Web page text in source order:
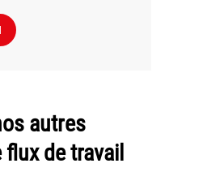
autres
de travail